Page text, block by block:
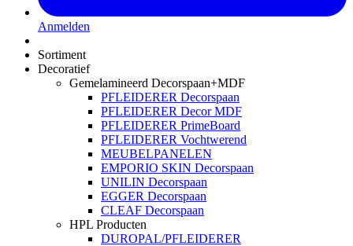
Anmelden
Sortiment
Decoratief
Gemelamineerd Decorspaan+MDF
PFLEIDERER Decorspaan
PFLEIDERER Decor MDF
PFLEIDERER PrimeBoard
PFLEIDERER Vochtwerend
MEUBELPANELEN
EMPORIO SKIN Decorspaan
UNILIN Decorspaan
EGGER Decorspaan
CLEAF Decorspaan
HPL Producten
DUROPAL/PFLEIDERER